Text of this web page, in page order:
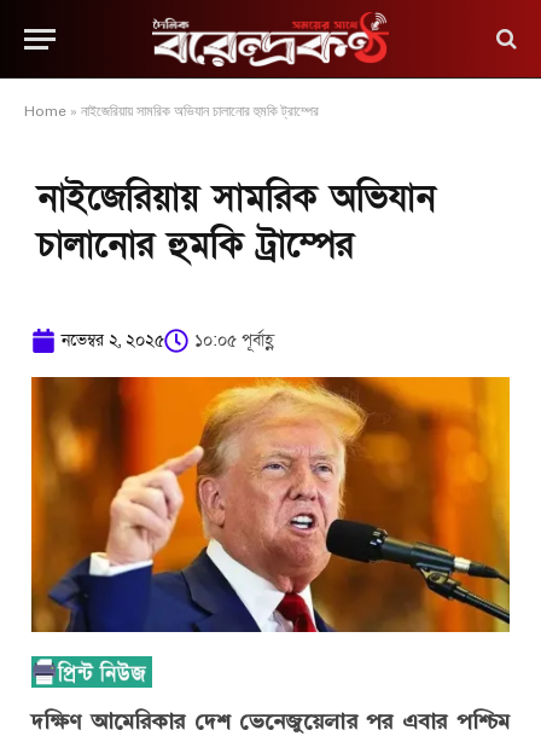
Home » নাইজেরিয়ায় সামরিক অভিযান চালানোর হুমকি ট্রাম্পের
নাইজেরিয়ায় সামরিক অভিযান
চালানোর হুমকি ট্রাম্পের
নভেম্বর ২, ২০২৫ ১০:০৫ পূর্বাহ্ণ
দক্ষিণ আমেরিকার দেশ ভেনেজুয়েলার পর এবার পশ্চিম